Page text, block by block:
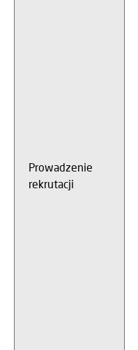
Prowadzenie
rekrutacji